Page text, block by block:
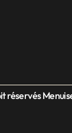
réservés